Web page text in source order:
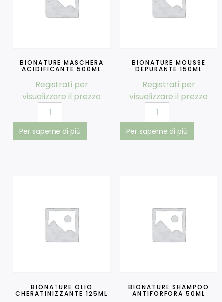
BIONATURE MASCHERA
ACIDIFICANTE 500ML
Registrati per
visualizzare il prezzo
Per saperne di più
BIONATURE MOUSSE
DEPURANTE 150ML
Registrati per
visualizzare il prezzo
Per saperne di più
BIONATURE OLIO
CHERATINIZZANTE 125ML
BIONATURE SHAMPOO
ANTIFORFORA 50ML